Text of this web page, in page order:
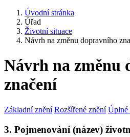
Úvodní stránka
Úřad
Životní situace
Návrh na změnu dopravního
Návrh na změnu
značení
Základní znění Rozšířené znění Úplné
3. Pojmenování (název)